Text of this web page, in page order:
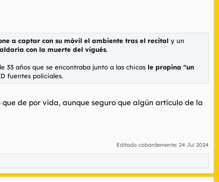
a captar con su móvil el ambiente tras el recital y un
con la muerte del vigués.
33 años que se encontraba junto a las chicas le propina "un
fuentes policiales.
de por vida, aunque seguro que algún artículo de la
Editado cobardemente: 24 Jul 2024